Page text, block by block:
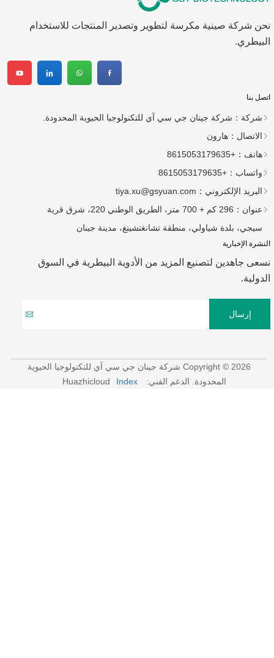
نحن شركة صينية مكرسة لتطوير وتصدير المنتجات للاستخدام
البيطري.
اتصل بنا
شركة： شركة جينان جي سي آي للتكنولوجيا الحيوية المحدودة.
الاتصال： هارون
هاتف： +8615053179635
واتساب： +8615053179635
البريد الإلكتروني： tiya.xu@gsyuan.com
عنوان：
296 كم + 700 متر، الطريق الوطني 220، شرق قرية
سيجي، بلدة شياولي، منطقة تشانغتشينغ، مدينة جينان
النشرة الإخبارية
نسعى جاهدين لتصنيع المزيد من الأدوية البيطرية في السوق
الدولية.
إرسال
Copyright © 2026 شركة جينان جي سي آي للتكنولوجيا الحيوية
المحدودة. الدعم الفني: Huazhicloud Index